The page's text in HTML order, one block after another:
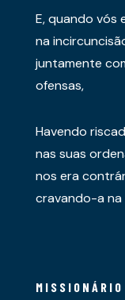
E, quando vós
na
juntamente
ofensas,
Havendo
nas suas
nos era
cravando-a na